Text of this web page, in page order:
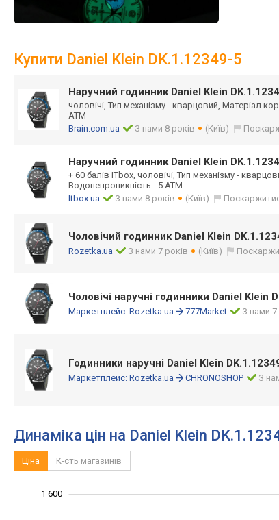
Купити Daniel Klein DK.1.12349-5
Наручний годинник Daniel Klein
чоловічі, Тип механізму - кварцовий, Матеріал
ATM
Brain.com.ua
З нами 8 років (Київ)
Наручний годинник Daniel Klein
+ 60 балів ITbox, чоловічі, Тип механізму -
Водонепроникність - 5 ATM
Itbox.ua
З нами 8 років (Київ)
Чоловічий годинник Daniel Klein
Rozetka.ua З нами 7 років (Київ)
Чоловічі наручні годинники Daniel Klein
Маркетплейс: Rozetka.ua 777Market З нами 7
Годинники наручні Daniel Klein
Маркетплейс: Rozetka.ua CHRONOSHOP З
Динаміка цін на Daniel Klein
Ціна К-сть магазинів
1 600